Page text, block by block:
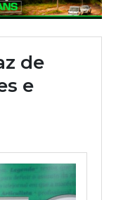
de
e